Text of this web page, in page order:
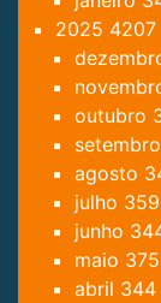
2025 4207
outubro
setembro
agosto
julho 359
junho
maio 375
abril 344